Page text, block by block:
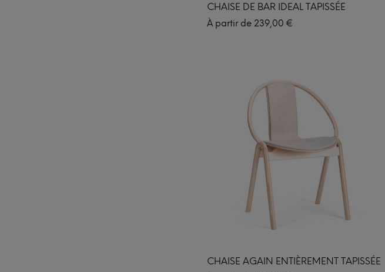
CHAISE DE BAR IDEAL TAPISSÉE
À partir de 239,00 €
CHAISE AGAIN ENTIÈREMENT TAPISSÉE